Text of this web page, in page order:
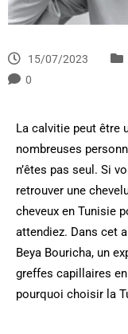
15/07/2023
0
La calvitie peut être
nombreuses
n’êtes pas seul. Si
retrouver une
cheveux en Tunisie
attendiez. Dans cet
Beya Bouricha, un
greffes capillaires
pourquoi choisir la